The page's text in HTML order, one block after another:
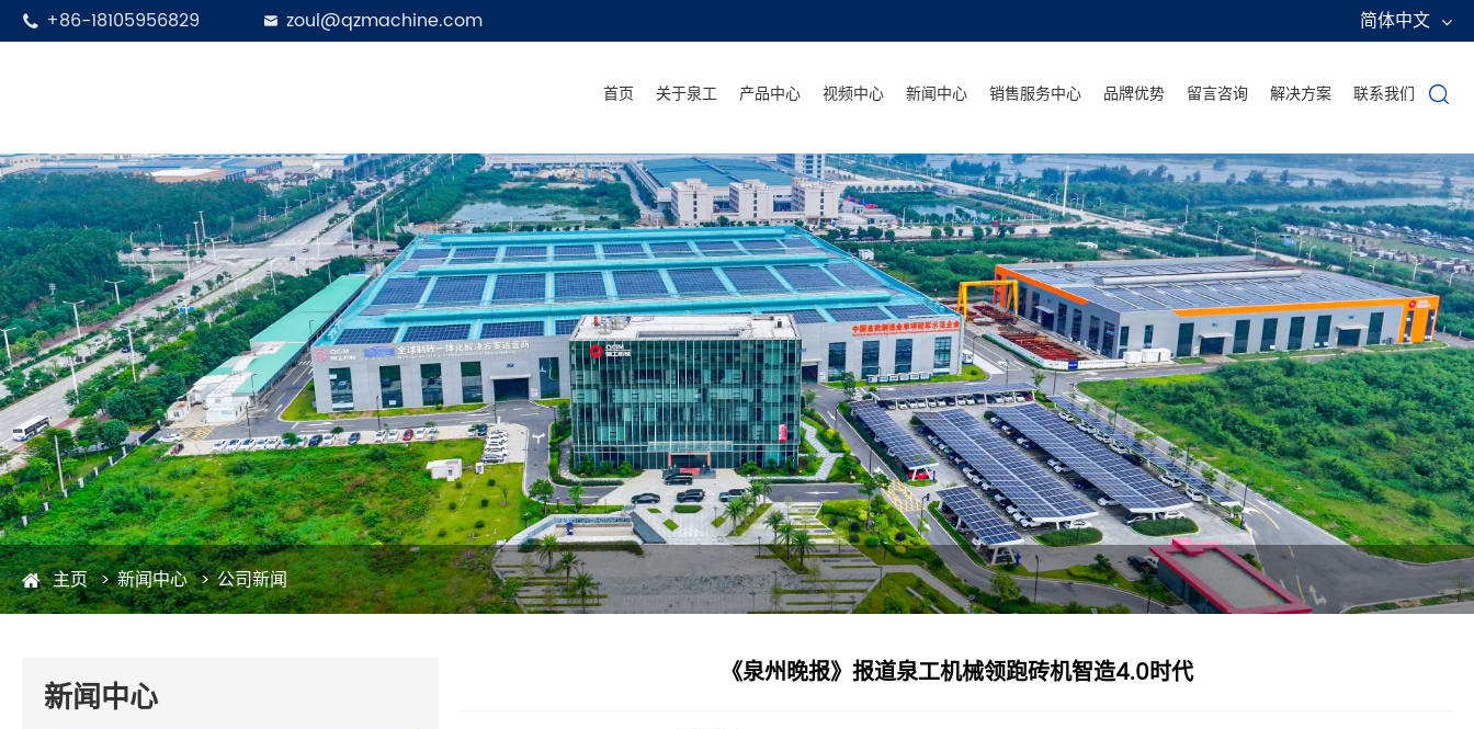
 +86-18105956829  zoul@qzmachine.com 简体中文
首页 关于泉工 产品中心 视频中心 新闻中心 销售服务中心 品牌优势 留言咨询 解决方案 联系我们 
主页 新闻中心 公司新闻
新闻中心
《泉州晚报》报道泉工机械领跑砖机智造4.0时代